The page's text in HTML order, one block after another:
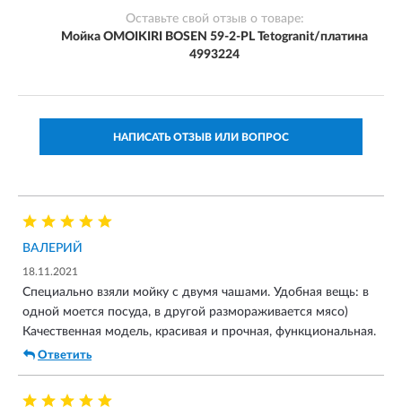
Оставьте свой отзыв о товаре:
Мойка OMOIKIRI BOSEN 59-2-PL Tetogranit/платина
4993224
НАПИСАТЬ ОТЗЫВ ИЛИ ВОПРОС
ВАЛЕРИЙ
18.11.2021
Специально взяли мойку с двумя чашами. Удобная вещь: в
одной моется посуда, в другой размораживается мясо)
Качественная модель, красивая и прочная, функциональная.
Ответить